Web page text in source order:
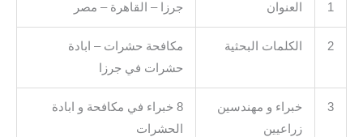
1 العنوان جرزا – القاهرة – مصر
2 الكلمات البحثية
مكافحة حشرات – ابادة
حشرات في جرزا
3
خبراء و مهندسين
زراعيين
8 خبراء في مكافحة و ابادة
الحشرات